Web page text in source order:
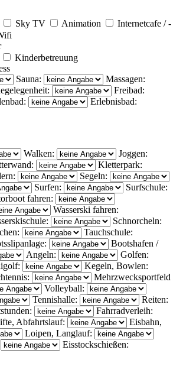
Sky TV Animation
Internetcafe / -
Kinderbetreuung
Sauna:
Massagen:
Freibad:
Erlebnisbad:
Walken:
Joggen:
Kletterpark:
Segeln:
Surfen:
Surfschule:
fahren:
Wasserski fahren:
Schnorcheln:
Tauchschule:
Bootshafen /
Angeln:
Golfen:
Kegeln, Bowlen:
Mehrzwecksportfeld
Volleyball:
Tennishalle:
Reiten:
Fahrradverleih:
Abfahrtslauf:
Eisbahn,
Loipen, Langlauf:
Eisstockschießen: